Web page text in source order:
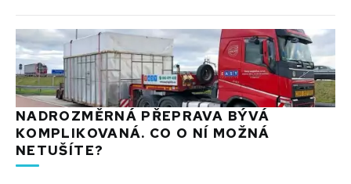
NADROZMĚRNÁ PŘEPRAVA BÝVÁ
KOMPLIKOVANÁ. CO O NÍ MOŽNÁ
NETUŠÍTE?